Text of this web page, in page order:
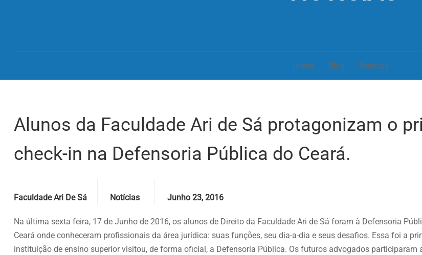
Home Blog Notícias
Alunos da Faculdade Ari de Sá protagonizam o
check-in na Defensoria Pública do Ceará.
Faculdade Ari De Sá Notícias Junho 23, 2016
Na última sexta feira, 17 de Junho de 2016, os alunos de Direito da Faculdade Ari de Sá foram à Defensoria
Ceará onde conheceram profissionais da área jurídica: suas funções, seu dia-a-dia e seus desafios. Essa foi a
instituição de ensino superior visitou, de forma oficial, a Defensoria Pública. Os futuros advogados participaram